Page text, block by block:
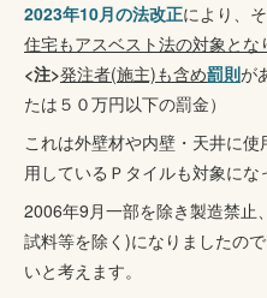
2023年10月の法改正により、
住宅もアスベスト法の対象とな
<注>発注者(施主)も含め罰則が
たは５０万円以下の罰金）
これは外壁材や内壁・天井に
用しているＰタイルも対象にな
2006年9月一部を除き製造禁止
試料等を除く)になりましたの
いと考えます。